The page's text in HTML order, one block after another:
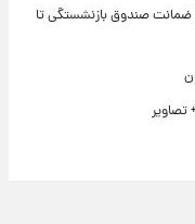
صندوق بازنشستگی تا
تصاویر